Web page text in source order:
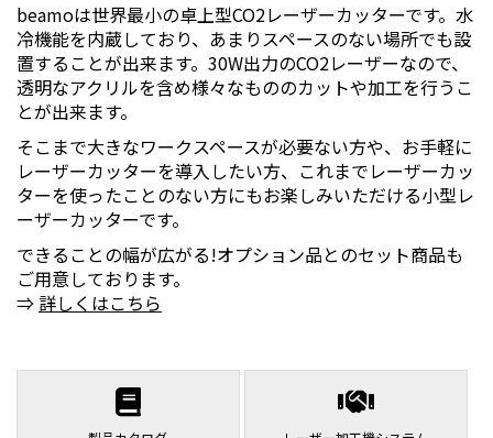
beamoは世界最小の卓上型CO2レーザーカッターです。水
冷機能を内蔵しており、あまりスペースのない場所でも設
置することが出来ます。30W出力のCO2レーザーなので、
透明なアクリルを含め様々なもののカットや加工を行うこ
とが出来ます。
そこまで大きなワークスペースが必要ない方や、お手軽に
レーザーカッターを導入したい方、これまでレーザーカッ
ターを使ったことのない方にもお楽しみいただける小型レ
ーザーカッターです。
できることの幅が広がる!オプション品とのセット商品も
ご用意しております。
⇒ 詳しくはこちら